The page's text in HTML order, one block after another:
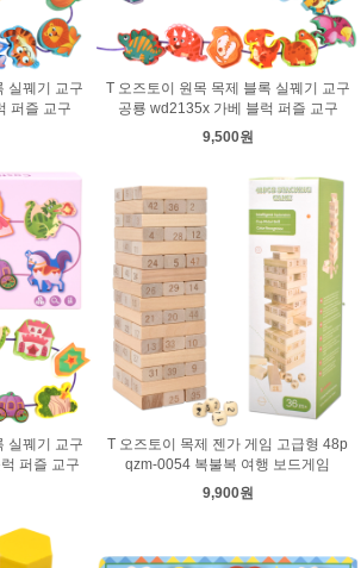
실꿰기 교구
퍼즐 교구
T 오즈토이 원목 목제 블록 실꿰기 교구
공룡 wd2135x 가베 블럭 퍼즐 교구
9,500원
실꿰기 교구
퍼즐 교구
T 오즈토이 목제 젠가 게임 고급형 48p
qzm-0054 복불복 여행 보드게임
9,900원